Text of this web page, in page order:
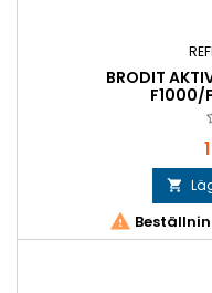
BRODIT
F1000/

